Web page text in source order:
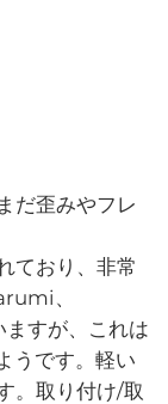
だ歪みやフレ
ており、非常
、
すが、これは
うです。軽い
。取り付け/取